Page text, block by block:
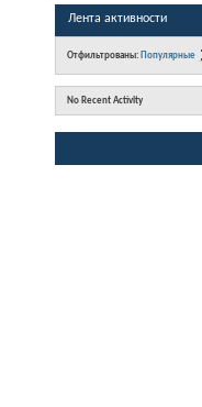
Лента активности
Отфильтрованы: Популярные
No Recent Activity